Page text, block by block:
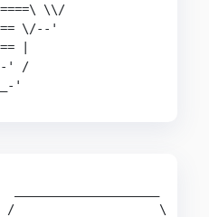
\\/
\/--'
|
' /
/                    \